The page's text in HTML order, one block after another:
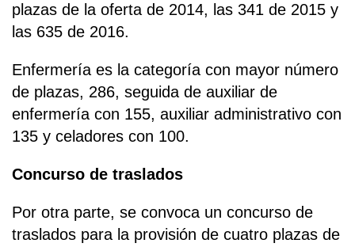
plazas de la oferta de 2014, las 341 de 2015 y
las 635 de 2016.
Enfermería es la categoría con mayor número
de plazas, 286, seguida de auxiliar de
enfermería con 155, auxiliar administrativo con
135 y celadores con 100.
Concurso de traslados
Por otra parte, se convoca un concurso de
traslados para la provisión de cuatro plazas de